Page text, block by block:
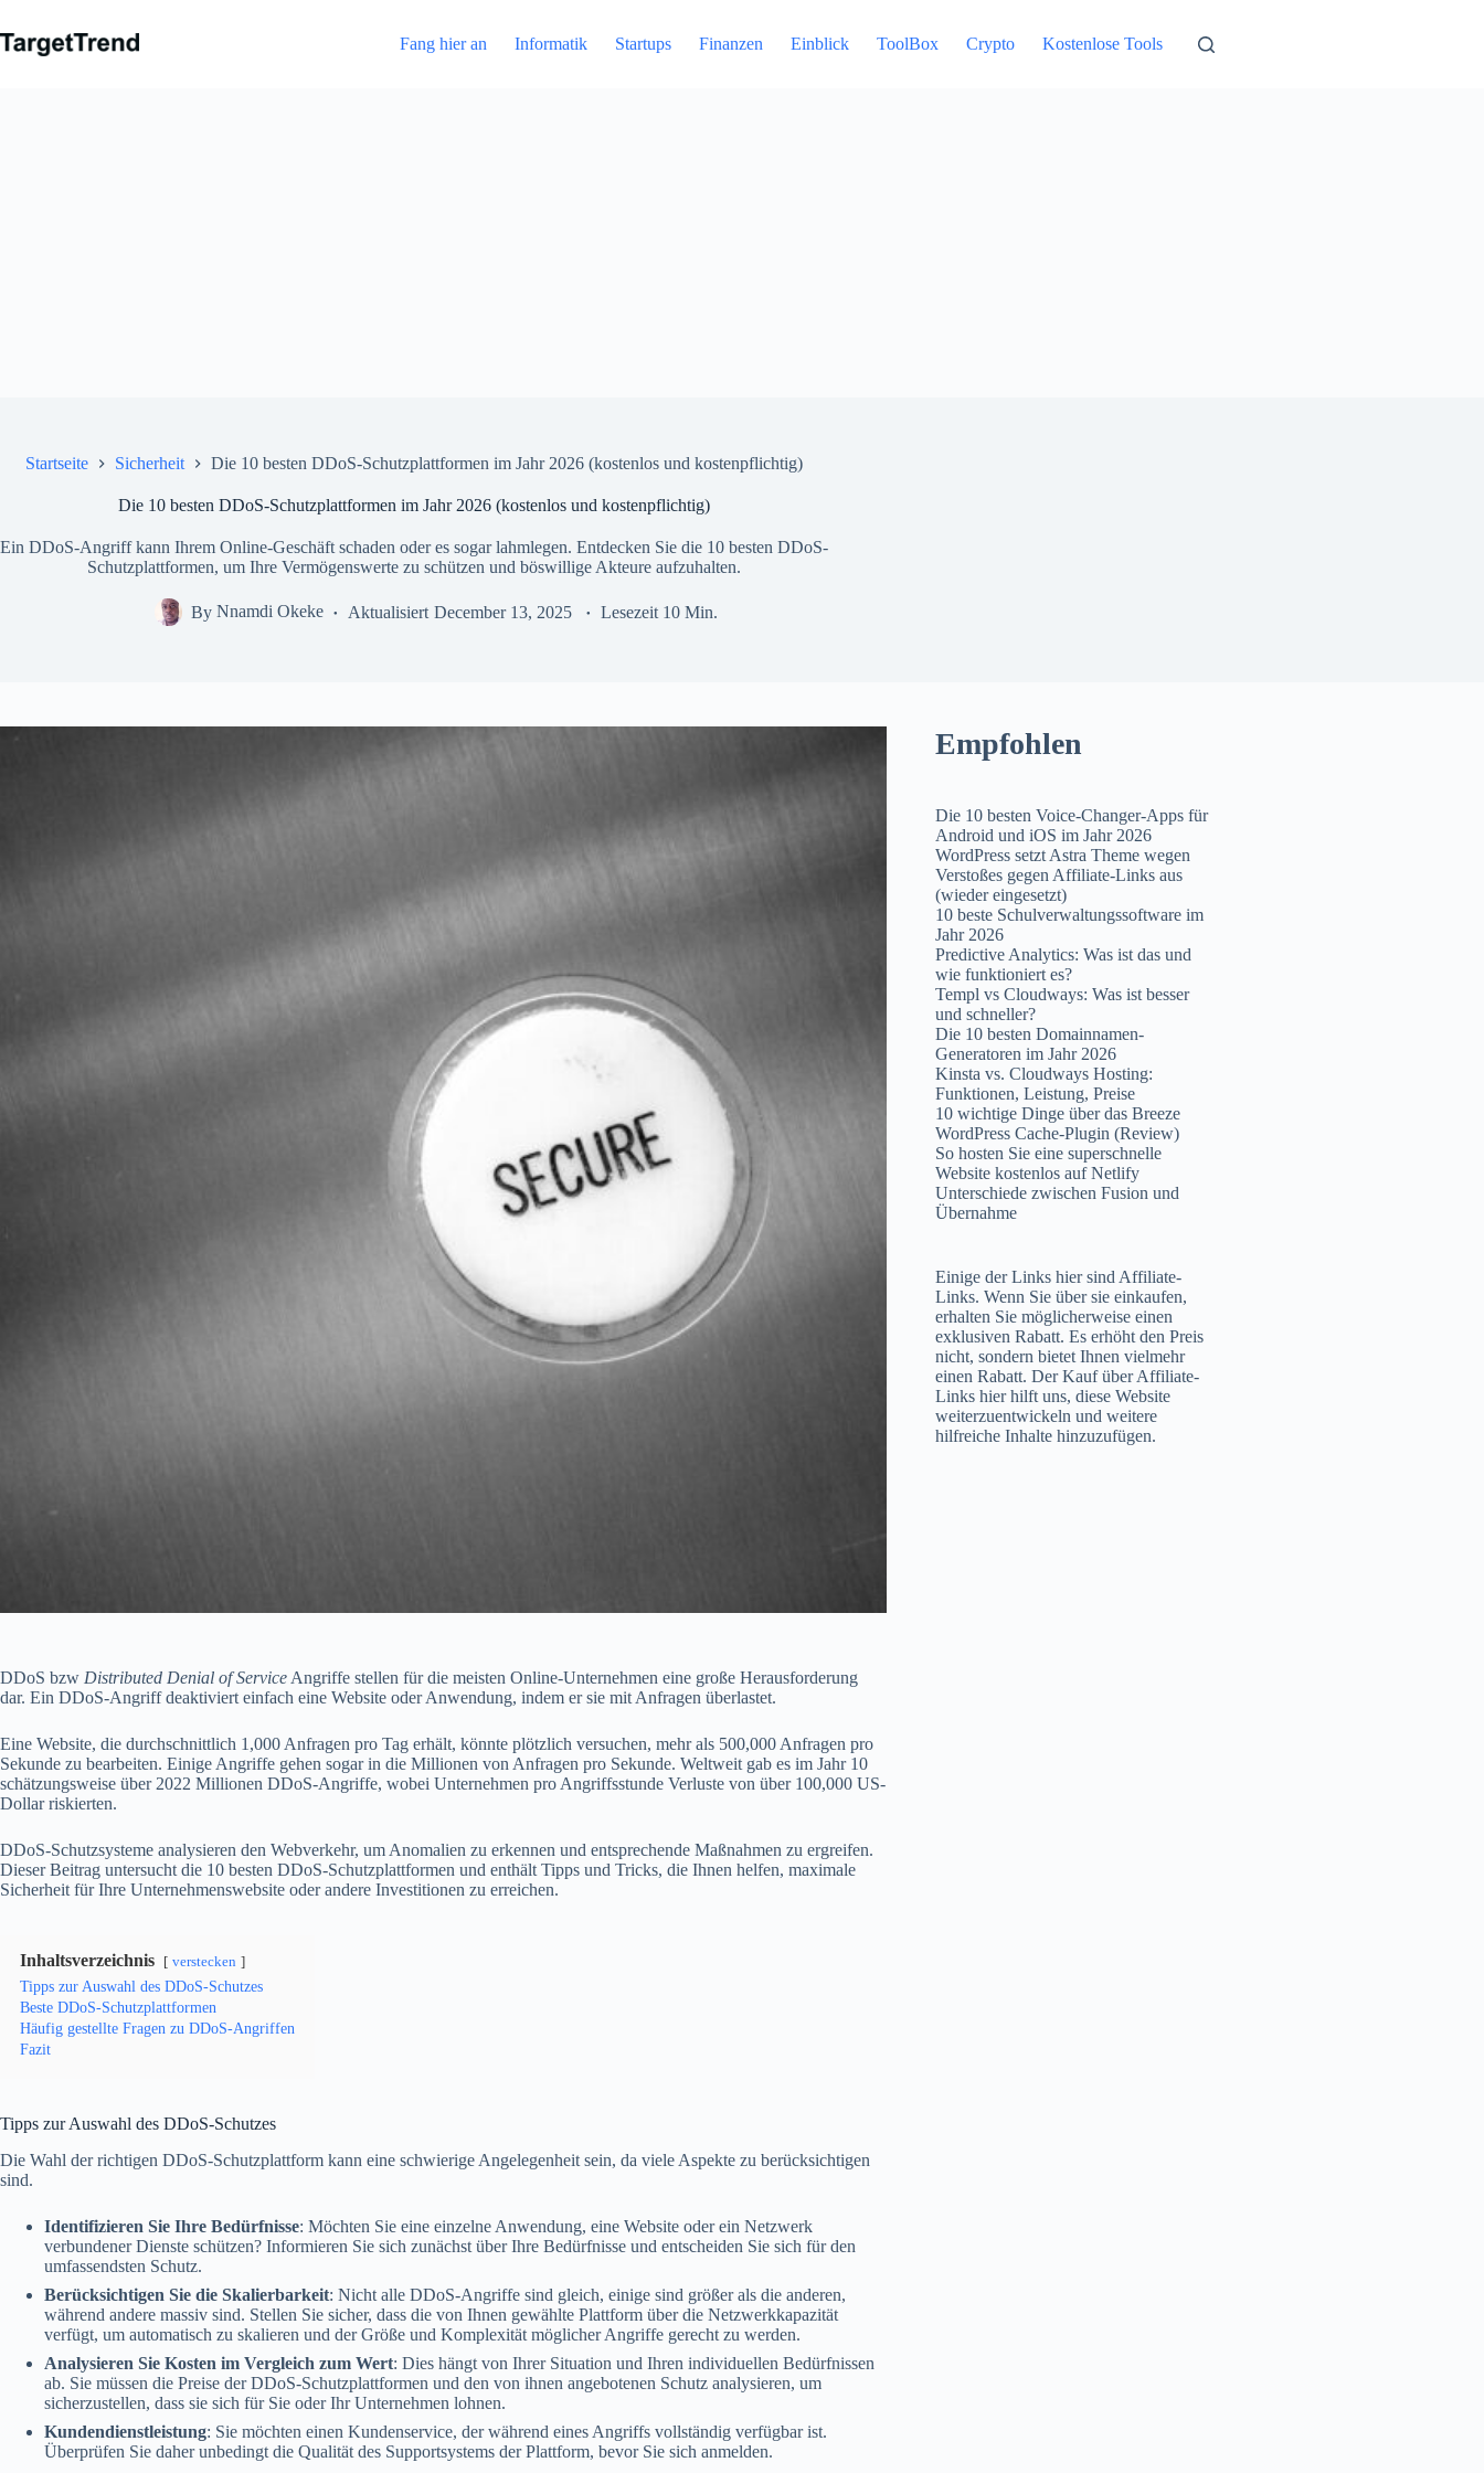
Fang hier an
Informatik Startups Finanzen Einblick ToolBox Crypto Kostenlose Tools
Startseite Sicherheit Die 10 besten DDoS-Schutzplattformen im Jahr 2026 (kostenlos und kostenpflichtig)
Die 10 besten DDoS-Schutzplattformen im Jahr 2026 (kostenlos und kostenpflichtig)
Ein DDoS-Angriff kann Ihrem Online-Geschäft schaden oder es sogar lahmlegen. Entdecken Sie die 10 besten DDoS-
Schutzplattformen, um Ihre Vermögenswerte zu schützen und böswillige Akteure aufzuhalten.
By Nnamdi Okeke Aktualisiert December 13, 2025 Lesezeit 10 Min.
DDoS bzw Distributed Denial of Service Angriffe stellen für die meisten Online-Unternehmen eine große Herausforderung
dar. Ein DDoS-Angriff deaktiviert einfach eine Website oder Anwendung, indem er sie mit Anfragen überlastet.
Eine Website, die durchschnittlich 1,000 Anfragen pro Tag erhält, könnte plötzlich versuchen, mehr als 500,000 Anfragen pro
Sekunde zu bearbeiten. Einige Angriffe gehen sogar in die Millionen von Anfragen pro Sekunde. Weltweit gab es im Jahr 10
schätzungsweise über 2022 Millionen DDoS-Angriffe, wobei Unternehmen pro Angriffsstunde Verluste von über 100,000 US-
Dollar riskierten.
DDoS-Schutzsysteme analysieren den Webverkehr, um Anomalien zu erkennen und entsprechende Maßnahmen zu ergreifen.
Dieser Beitrag untersucht die 10 besten DDoS-Schutzplattformen und enthält Tipps und Tricks, die Ihnen helfen, maximale
Sicherheit für Ihre Unternehmenswebsite oder andere Investitionen zu erreichen.
Inhaltsverzeichnis verstecken
Tipps zur Auswahl des DDoS-Schutzes
Beste DDoS-Schutzplattformen
Häufig gestellte Fragen zu DDoS-Angriffen
Fazit
Tipps zur Auswahl des DDoS-Schutzes
Die Wahl der richtigen DDoS-Schutzplattform kann eine schwierige Angelegenheit sein, da viele Aspekte zu berücksichtigen
sind.
Identifizieren Sie Ihre Bedürfnisse: Möchten Sie eine einzelne Anwendung, eine Website oder ein Netzwerk
verbundener Dienste schützen? Informieren Sie sich zunächst über Ihre Bedürfnisse und entscheiden Sie sich für den
umfassendsten Schutz.
Berücksichtigen Sie die Skalierbarkeit: Nicht alle DDoS-Angriffe sind gleich, einige sind größer als die anderen,
während andere massiv sind. Stellen Sie sicher, dass die von Ihnen gewählte Plattform über die Netzwerkkapazität
verfügt, um automatisch zu skalieren und der Größe und Komplexität möglicher Angriffe gerecht zu werden.
Analysieren Sie Kosten im Vergleich zum Wert: Dies hängt von Ihrer Situation und Ihren individuellen Bedürfnissen
ab. Sie müssen die Preise der DDoS-Schutzplattformen und den von ihnen angebotenen Schutz analysieren, um
sicherzustellen, dass sie sich für Sie oder Ihr Unternehmen lohnen.
Kundendienstleistung: Sie möchten einen Kundenservice, der während eines Angriffs vollständig verfügbar ist.
Überprüfen Sie daher unbedingt die Qualität des Supportsystems der Plattform, bevor Sie sich anmelden.
Empfohlen
Die 10 besten Voice-Changer-Apps für
Android und iOS im Jahr 2026
WordPress setzt Astra Theme wegen
Verstoßes gegen Affiliate-Links aus
(wieder eingesetzt)
10 beste Schulverwaltungssoftware im
Jahr 2026
Predictive Analytics: Was ist das und
wie funktioniert es?
Templ vs Cloudways: Was ist besser
und schneller?
Die 10 besten Domainnamen-
Generatoren im Jahr 2026
Kinsta vs. Cloudways Hosting:
Funktionen, Leistung, Preise
10 wichtige Dinge über das Breeze
WordPress Cache-Plugin (Review)
So hosten Sie eine superschnelle
Website kostenlos auf Netlify
Unterschiede zwischen Fusion und
Übernahme
Einige der Links hier sind Affiliate-
Links. Wenn Sie über sie einkaufen,
erhalten Sie möglicherweise einen
exklusiven Rabatt. Es erhöht den Preis
nicht, sondern bietet Ihnen vielmehr
einen Rabatt. Der Kauf über Affiliate-
Links hier hilft uns, diese Website
weiterzuentwickeln und weitere
hilfreiche Inhalte hinzuzufügen.